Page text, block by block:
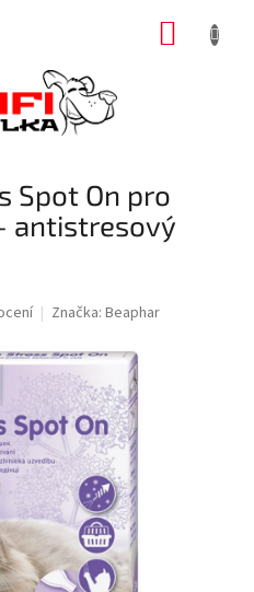
Spot On pro
antistresový
Značka: Beaphar